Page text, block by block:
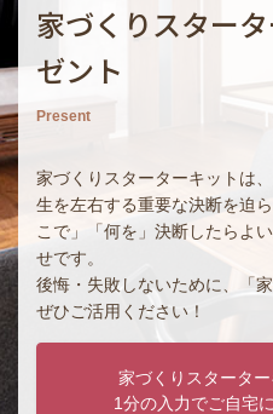
家づくりスター
ゼント
Present
家づくりスターターキットは
生を左右する重要な決断を迫
こで」「何を」決断したらよ
せです。
後悔・失敗しないために、「
ぜひご活用ください！
家づくりスタータ
1分の入力でご自宅